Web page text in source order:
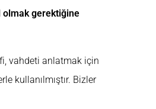
olmak gerektiğine
vahdeti anlatmak için
kullanılmıştır. Bizler